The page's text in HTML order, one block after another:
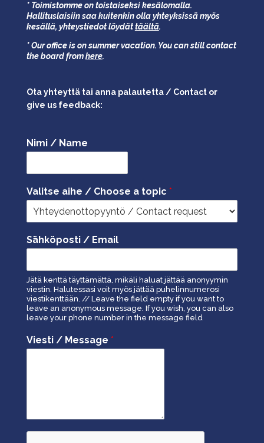
* Toimistomme on toistaiseksi kesälomalla.
Hallituslaisiin saa kuitenkin olla yhteyksissä myös
kesällä, yhteystiedot löydättäältä.
* Our office is on summer vacation. You can still contact
the board fromhere.
Ota yhteyttä tai anna palautetta / Contact or
give us feedback:
Nimi / Name
Valitse aihe / Choose a topic *
Sähköposti / Email
Jätä kenttä täyttämättä, mikäli haluat jättää anonyymin
viestin. Halutessasi voit myös jättää puhelinnumerosi
viestikenttään. // Leave the field empty if you want to
leave an anonymous message. If you wish, you can also
leave your phone number in the message field
Viesti / Message *